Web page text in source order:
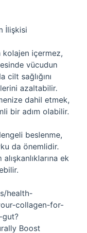
İlişkisi
içermez,
vücudun
cilt sağlığını
azaltabilir.
dahil etmek,
bir adım olabilir.
beslenme,
da önemlidir.
ek
health-
collagen-for-
gut?
Boost